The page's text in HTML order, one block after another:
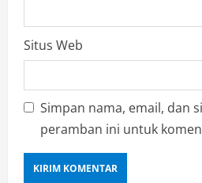
Situs Web
Simpan nama, email, dan
peramban ini untuk